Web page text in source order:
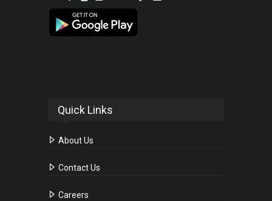
Quick Links
About Us
Contact Us
Careers